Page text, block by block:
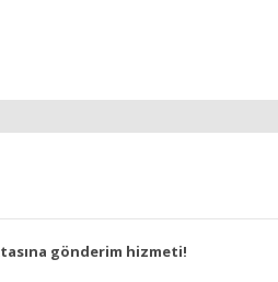
gönderim hizmeti!